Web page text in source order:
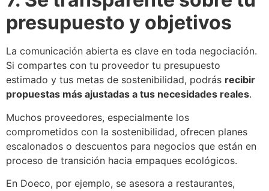
presupuesto y objetivos
La comunicación abierta es clave en toda negociación.
Si compartes con tu proveedor tu presupuesto
estimado y tus metas de sostenibilidad, podrás recibir
propuestas más ajustadas a tus necesidades reales.
Muchos proveedores, especialmente los
comprometidos con la sostenibilidad, ofrecen planes
escalonados o descuentos para negocios que están en
proceso de transición hacia empaques ecológicos.
En Doeco, por ejemplo, se asesora a restaurantes,